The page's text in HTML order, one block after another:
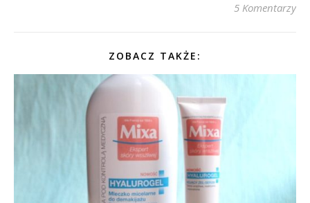
5 Komentarzy
ZOBACZ TAKŻE: